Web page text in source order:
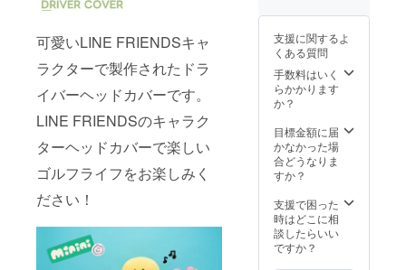
可愛いLINE FRIENDSキャ
ラクターで製作されたドラ
イバーヘッドカバーです。
LINE FRIENDSのキャラク
ターヘッドカバーで楽しい
ゴルフライフをお楽しみく
ださい！
了承く
い。 ※
ご注文
状況、
使用部
材の供
況、製
造工程
上の都
合等に
荷時期
が遅れ
る場合
があり
支援に関するよ
くある質問
手数料はいく
らかかります
か？
目標金額に届
かなかった場
合どうなりま
すか？
支援で困った
時はどこに相
談したらいい
ですか？